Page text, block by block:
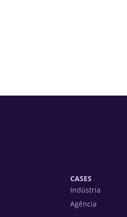
CASES
Indústria
Agência